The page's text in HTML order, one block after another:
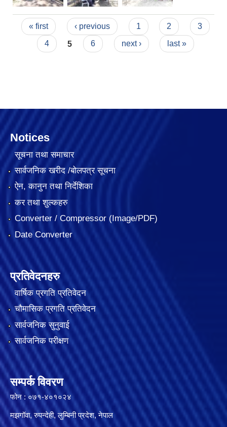
Pages
« first ‹ previous 1 2
3
4
5 6 next › last »
Notices
सूचना तथा समाचार
सार्वजनिक खरीद /बोलपत्र सूचना
ऐन, कानुन तथा निर्देशिका
कर तथा शुल्कहरु
Converter / Compressor (Image/PDF)
Date Converter
प्रतिवेदनहरु
वार्षिक प्रगति प्रतिवेदन
चौमासिक प्रगति प्रतिवेदन
सार्वजनिक सुनुवाई
सार्वजनिक परीक्षण
सम्पर्क विवरण
फोन : ०७१-४०१०२४
मझगॉवा, रुपन्देही, लुम्बिनी प्रदेश, नेपाल